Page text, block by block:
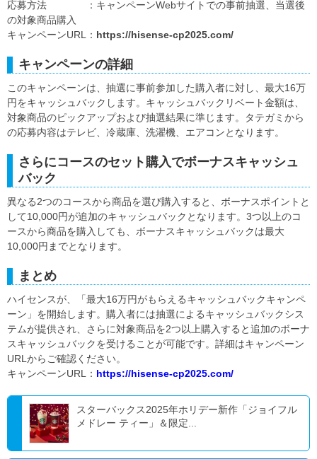
応募方法 ：キャンペーンWebサイトでの事前抽選、当選後
の対象商品購入
キャンペーンURL： https://hisense-cp2025.com/
キャンペーンの詳細
このキャンペーンは、抽選に事前参加した購入者に対し、最大16万
円をキャッシュバックします。キャッシュバックリベート金額は、
対象商品のピックアップおよび抽選結果に準じます。タテガミから
の応募内容はテレビ、冷蔵庫、洗濯機、エアコンとなります。
さらにコースのセット購入でボーナスキャッシュ
バック
異なる2つのコースから商品を選び購入すると、ボーナスポイントと
して10,000円が追加のキャッシュバックとなります。3つ以上のコ
ースから商品を購入しても、ボーナスキャッシュバックは最大
10,000円までとなります。
まとめ
ハイセンスが、「最大16万円がもらえるキャッシュバックキャンペ
ーン」を開始します。購入者には抽選によるキャッシュバックシス
テムが提供され、さらに対象商品を2つ以上購入すると追加のボーナ
スキャッシュバックを受けることが可能です。詳細はキャンペーン
URLからご確認ください。
キャンペーンURL： https://hisense-cp2025.com/
スターバックス2025年ホリデー新作「ジョイフル
メドレー ティー」＆限定...